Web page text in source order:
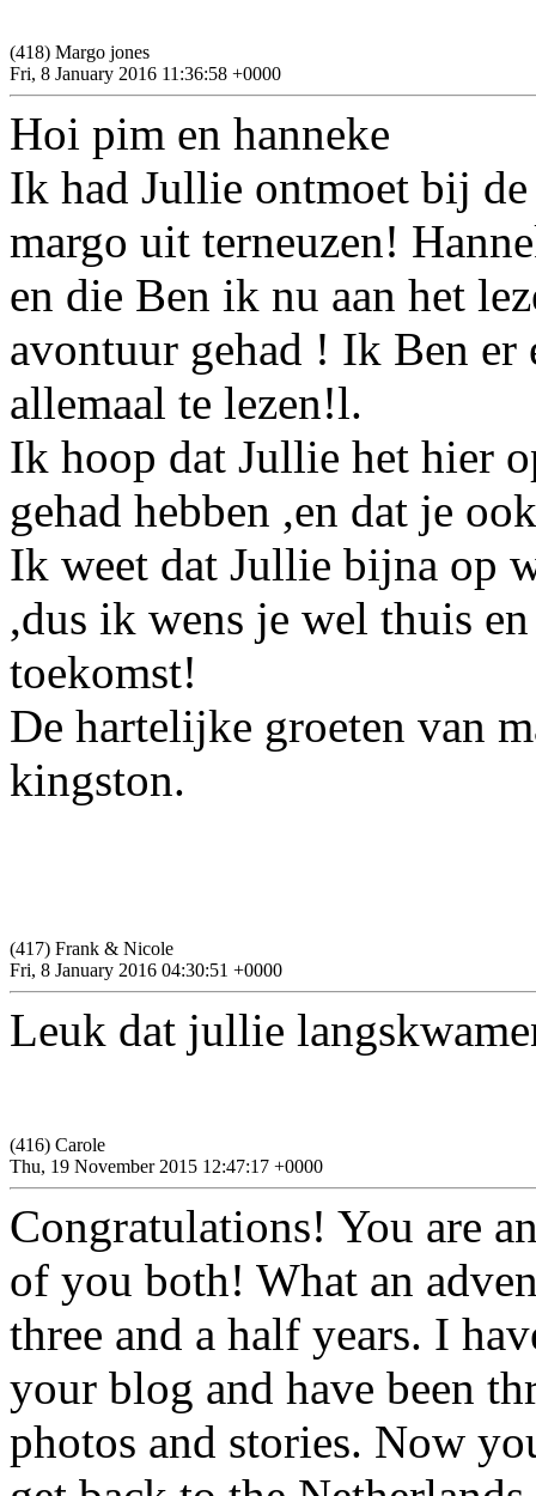
(418) Margo jones
Fri, 8 January 2016 11:36:58 +0000
Hoi pim en hanneke
Ik had Jullie ontmoet bij
margo uit terneuzen!
en die Ben ik nu aan het
avontuur gehad ! Ik Ben er
allemaal te lezen!l.
Ik hoop dat Jullie het hier
gehad hebben ,en dat je
Ik weet dat Jullie bijna op
,dus ik wens je wel thuis
toekomst!
De hartelijke groeten van
kingston.
(417) Frank & Nicole
Fri, 8 January 2016 04:30:51 +0000
Leuk dat jullie
(416) Carole
Thu, 19 November 2015 12:47:17 +0000
Congratulations! You are
of you both! What an
three and a half years. I
your blog and have been
photos and stories. Now